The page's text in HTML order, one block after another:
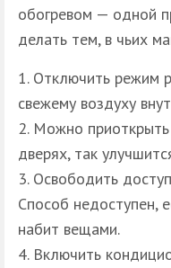
обогревом — одной
делать тем, в чьих
Отключить режим
свежему воздуху
Можно
дверях, так
Освободить
Способ недоступен,
набит вещами.
Включить